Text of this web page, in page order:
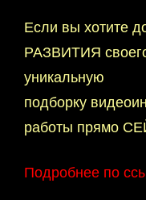
Если вы хотите
РАЗВИТИЯ
уникальную
подборку
работы прямо
Подробнее по